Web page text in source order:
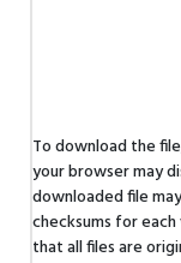
To download the
your browser may
downloaded file
checksums for
that all files are